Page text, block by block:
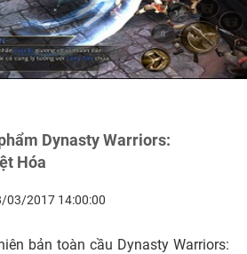
Dynasty Warriors:
Hóa
03/2017 14:00:00
bản toàn cầu Dynasty Warriors: